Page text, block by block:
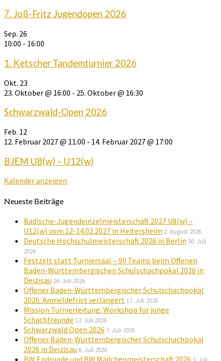
7. Joß-Fritz Jugendopen 2026
Sep. 26
10:00 - 16:00
1. Ketscher Tandemturnier 2026
Okt. 23
23. Oktober @ 16:00 - 25. Oktober @ 16:30
Schwarzwald-Open 2026
Feb. 12
12. Februar 2027 @ 11:00 - 14. Februar 2027 @ 17:00
BJEM U8(w) – U12(w)
Kalender anzeigen
Neueste Beiträge
Badische-Jugendeinzelmeisterschaft 2027 U8(w) –
U12(w) vom 12-14.02.2027 in Heitersheim 2. August 2026
Deutsche Hochschulmeisterschaft 2026 in Berlin 30. Juli
2026
Festzelt statt Turniersaal – 99 Teams beim Offenen
Baden-Württembergischen Schulschachpokal 2026 in
Deizisau 26. Juli 2026
Offener Baden-Württembergischer Schulschachpokal
2026: Anmeldefrist verlängert 17. Juli 2026
Mission Turnierleitung: Workshop für junge
Schachfreunde 13. Juli 2026
Schwarzwald Open 2026 7. Juli 2026
Offener Baden-Württembergischer Schulschachpokal
2026 in Deizisau 6. Juli 2026
BW Endrunde und BW Mädchenmeisterschaft 2026